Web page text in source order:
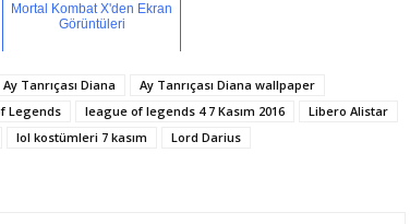
Mortal Kombat X'den Ekran
Görüntüleri
Ay Tanrıçası Diana
Ay Tanrıçası Diana wallpaper
Legends league of legends 4 7 Kasım 2016
Libero Alistar
lol kostümleri 7 kasım
Lord Darius